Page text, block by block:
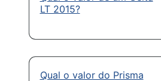
LT 2015?
Qual o valor do Prisma